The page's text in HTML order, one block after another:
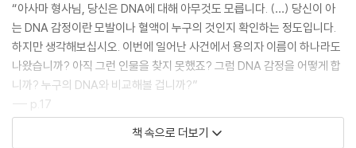
“아사마 형사님, 당신은 DNA에 대해 아무것도 모릅니다. (…) 당신이 아
는 DNA 감정이란 모발이나 혈액이 누구의 것인지 확인하는 정도입니다.
하지만 생각해보십시오. 이번에 일어난 사건에서 용의자 이름이 하나라도
나왔습니까? 아직 그런 인물을 찾지 못했죠? 그럼 DNA 감정을 어떻게 합
니까? 누구의 DNA와 비교해볼 겁니까?”
--- p.17
국회에 범죄 방지를 목적으로 한 개인정보 취급에 관한 법안, 통칭 DNA 법
책 속으로 더보기